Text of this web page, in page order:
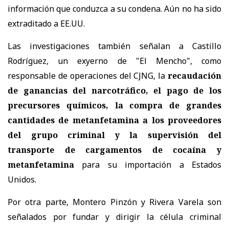
información que conduzca a su condena. Aún no ha sido
extraditado a EE.UU.
Las investigaciones también señalan a Castillo
Rodríguez, un exyerno de "El Mencho", como
responsable de operaciones del CJNG, la recaudación
de ganancias del narcotráfico, el pago de los
precursores químicos, la compra de grandes
cantidades de metanfetamina a los proveedores
del grupo criminal y la supervisión del
transporte de cargamentos de cocaína y
metanfetamina para su importación a Estados
Unidos.
Por otra parte, Montero Pinzón y Rivera Varela son
señalados por fundar y dirigir la célula criminal